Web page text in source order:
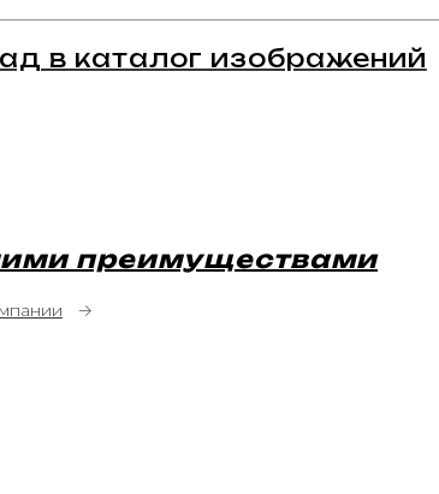
в каталог изображений
преимуществами
→